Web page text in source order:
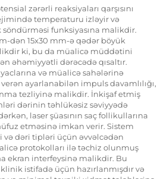
zərərli reaksiyaları qarşısını
temperaturu izləyir və
funksiyasına malikdir.
dən 15x30 mm-ə qədər böyük
ki, bu da müalicə müddətini
əhəmiyyətli dərəcədə qısaltır.
və müalicə sahələrinə
ayarlanabilən impuls davamlılığı,
tezliyinə malikdir. İnkişaf etmiş
dərinin təhlükəsiz səviyyədə
laser şüasının saç follikullarına
etməsinə imkan verir. Sistem
və dəri tipləri üçün əvvəlcədən
protokolları ilə təchiz olunmuş
ekran interfeysinə malikdir. Bu
istifadə üçün hazırlanmışdır və